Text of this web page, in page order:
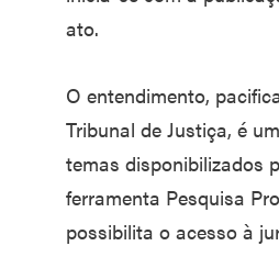
ato.
O entendimento,
Tribunal de Justiça, é
temas disponibilizados
ferramenta Pesquisa
possibilita o acesso à